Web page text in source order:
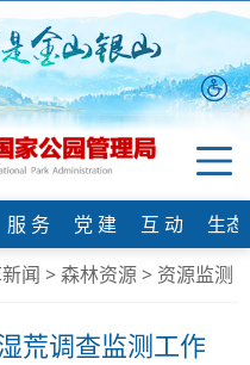
服 务 党 建 互 动
生
闻 >森林资源> 资源监测
荒调查监测工作